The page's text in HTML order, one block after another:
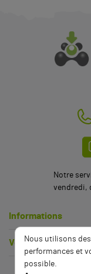
Notre
vendredi,
Informations
Votre compte
Nous utilisons
performances et
possible.